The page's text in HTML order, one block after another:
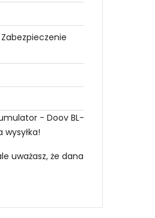
- Doov BL-
uważasz, że dana